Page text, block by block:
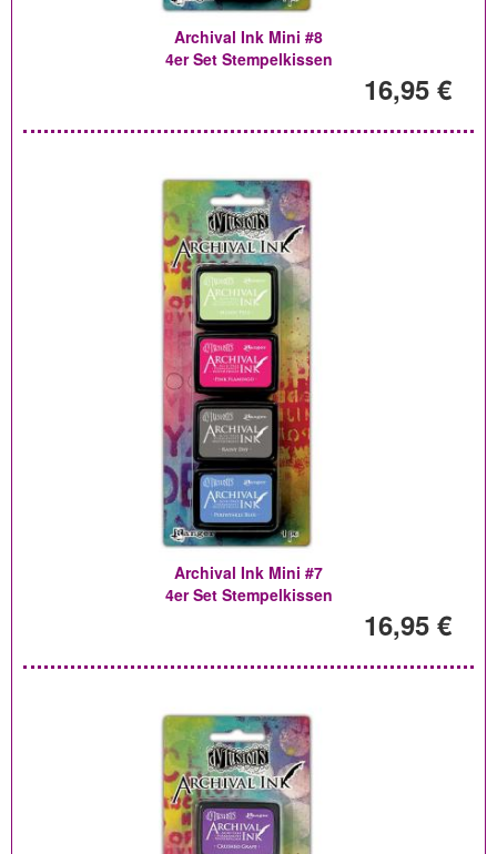
Archival Ink Mini #8
4er Set Stempelkissen
16,95 €
Archival Ink Mini #7
4er Set Stempelkissen
16,95 €